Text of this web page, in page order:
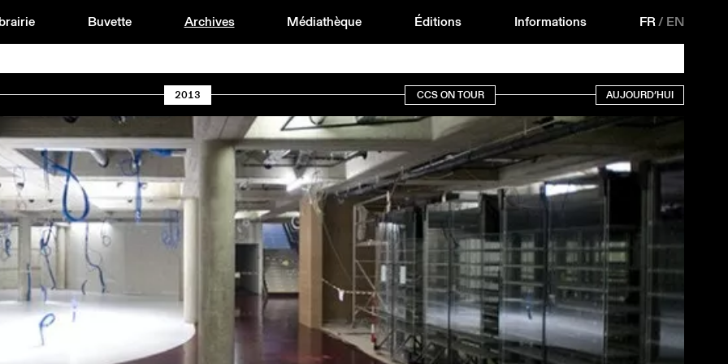
Buvette Archives Médiathèque Éditions Informations FR/ EN
2013 CCS ON TOUR AUJOURD’HUI